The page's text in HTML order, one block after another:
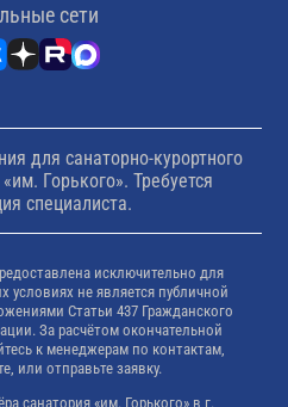
сети
для санаторно-курортного
Горького». Требуется
специалиста.
исключительно для
условиях не является публичной
Статьи 437 Гражданского
За расчётом окончательной
к менеджерам по контактам,
или отправьте заявку.
санатория «им. Горького» в г.